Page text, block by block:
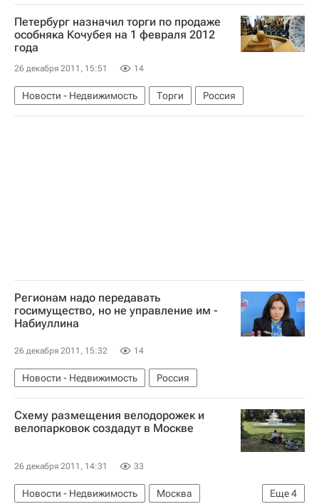
Министерство культуры Российской Федерации (Минкультуры России)
Россия
Петербург назначил торги по продаже
особняка Кочубея на 1 февраля 2012
года
26 декабря 2011, 15:51 14
Новости - Недвижимость Торги Россия
Регионам надо передавать
госимущество, но не управление им -
Набиуллина
26 декабря 2011, 15:32 14
Новости - Недвижимость Россия
Схему размещения велодорожек и
велопарковок создадут в Москве
26 декабря 2011, 14:31 33
Еще4
Новости - Недвижимость
Москва